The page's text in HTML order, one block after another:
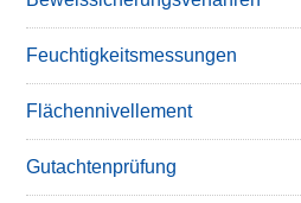
Feuchtigkeitsmessungen
Flächennivellement
Gutachtenprüfung